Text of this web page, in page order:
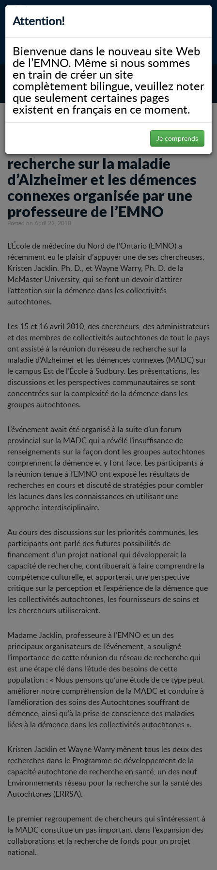
Attention!
Bienvenue dans le nouveau site Web
de l’EMNO. Même si nous sommes
en train de créer un site
complètement bilingue, veuillez noter
que seulement certaines pages
existent en français en ce moment.
Je comprends
myNOSM Accessibilité A- A+ English
MENU
NOSM.ca News
Communiqués
recherche sur la maladie
d’Alzheimer et les démences
connexes organisée par une
professeure de l’EMNO
Posted on April 23, 2010
L’École de médecine du Nord de l’Ontario (EMNO) a
récemment eu le plaisir d’appuyer une de ses chercheuses,
Kristen Jacklin, Ph. D., et Wayne Warry, Ph. D. de la
McMaster University, qui se font un devoir d’attirer
l’attention sur la démence dans les collectivités
autochtones.
Les 15 et 16 avril 2010, des chercheurs, des administrateurs
et des membres de collectivités autochtones de tout le pays
ont assisté à la réunion du réseau de recherche sur la
maladie d’Alzheimer et les démences connexes (MADC) sur
le campus Est de l’École à Sudbury. Les présentations, les
discussions et les perspectives communautaires se sont
concentrées sur la complexité de la démence dans les
groupes autochtones.
L’événement avait été organisé à la suite d’un forum
provincial sur la MADC qui a révélé l’insuffisance de
renseignements sur la façon dont les groupes autochtones
comprennent la démence et y font face. Les participants à
la réunion tenue à l’EMNO ont exposé les résultats de
recherches en cours et discuté de stratégies pour combler
les lacunes dans les connaissances en utilisant une
approche interdisciplinaire.
Au cours des discussions sur les priorités communes, les
participants ont parlé des futures possibilités de
financement d’un projet national qui développerait la
capacité de recherche, contribuerait à faire comprendre la
compétence culturelle, et apporterait une perspective
critique sur la perception et l’expérience de la démence que
les collectivités autochtones, les fournisseurs de soins et
les chercheurs utiliseraient.
Madame Jacklin, professeure à l’EMNO et un des
principaux organisateurs de l’événement, a souligné
l’importance de cette réunion du réseau de recherche qui
est une étape clé dans l’étude des besoins de cette
population : « Nous pensons qu’une étude de ce type peut
améliorer notre compréhension de la MADC et conduire à
l’amélioration des soins des Autochtones souffrant de
démence, ainsi qu’à la prise de conscience des maladies
liées à la démence dans les collectivités autochtones ».
Kristen Jacklin et Wayne Warry mènent tous les deux des
recherches dans le Programme de développement de la
capacité autochtone de recherche en santé, un des neuf
Environnements réseau pour la recherche sur la santé des
Autochtones (ERRSA).
Le premier regroupement de chercheurs qui s’intéressent à
la MADC constitue un pas important dans l’expansion des
collaborations et la recherche de fonds pour un projet
national.